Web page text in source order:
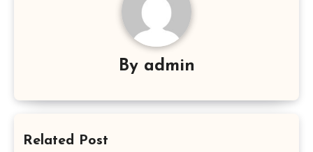
By admin
Related Post